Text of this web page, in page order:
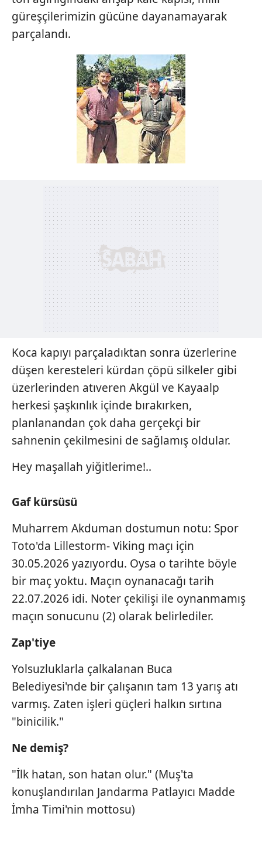
güreşçilerimizin gücüne dayanamayarak
parçalandı.
Koca kapıyı parçaladıktan sonra üzerlerine
düşen keresteleri kürdan çöpü silkeler gibi
üzerlerinden atıveren Akgül ve Kayaalp
herkesi şaşkınlık içinde bırakırken,
planlanandan çok daha gerçekçi bir
sahnenin çekilmesini de sağlamış oldular.
Hey maşallah yiğitlerime!..
Gaf kürsüsü
Muharrem Akduman dostumun notu: Spor
Toto'da Lillestorm- Viking maçı için
30.05.2026 yazıyordu. Oysa o tarihte böyle
bir maç yoktu. Maçın oynanacağı tarih
22.07.2026 idi. Noter çekilişi ile oynanmamış
maçın sonucunu (2) olarak belirlediler.
Zap'tiye
Yolsuzluklarla çalkalanan Buca
Belediyesi'nde bir çalışanın tam 13 yarış atı
varmış. Zaten işleri güçleri halkın sırtına
"binicilik."
Ne demiş?
"İlk hatan, son hatan olur." (Muş'ta
konuşlandırılan Jandarma Patlayıcı Madde
İmha Timi'nin mottosu)